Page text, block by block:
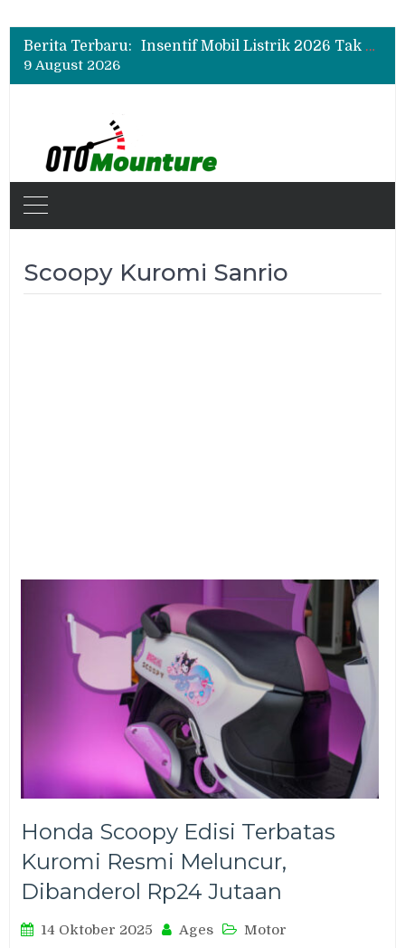
Berita Terbaru:
Giti Indonesia Hadir di GIIAS 2026, Bawa Ban Adventure hingga Performa Tinggi
Insentif Mobil Listrik 2026 Tak Berlaku untuk Hybrid? Ini Penjelasan Pemerintah
Giti Indonesia Hadir di GIIAS 2026, Bawa Ban Adventure hingga Performa Tinggi
9 August 2026
Scoopy Kuromi Sanrio
Honda Scoopy Edisi Terbatas
Kuromi Resmi Meluncur,
Dibanderol Rp24 Jutaan
14 Oktober 2025 Ages Motor